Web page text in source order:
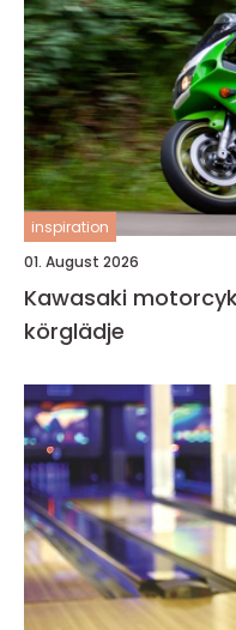
inspiration
01. August 2026
Kawasaki
körglädje